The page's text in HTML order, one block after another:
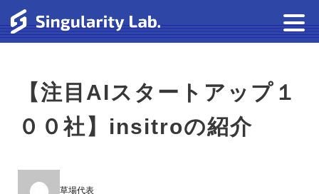
【注目AIスタートアップ１
００社】insitroの紹介
草場代表